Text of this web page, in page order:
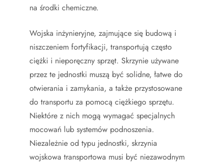
na środki chemiczne.
Wojska inżynieryjne, zajmujące się budową i
niszczeniem fortyfikacji, transportują często
ciężki i nieporęczny sprzęt. Skrzynie używane
przez te jednostki muszą być solidne, łatwe do
otwierania i zamykania, a także przystosowane
do transportu za pomocą ciężkiego sprzętu.
Niektóre z nich mogą wymagać specjalnych
mocowań lub systemów podnoszenia.
Niezależnie od typu jednostki, skrzynia
wojskowa transportowa musi być niezawodnym